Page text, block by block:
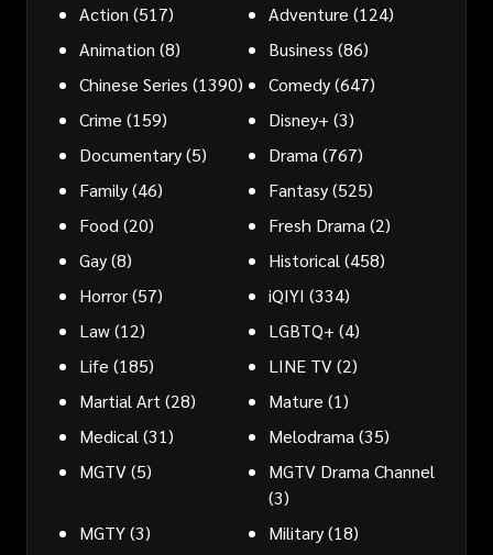
Action (517) Adventure (124)
Animation (8) Business (86)
Chinese Series (1390) Comedy(647)
Crime (159) Disney+ (3)
Documentary(5) Drama (767)
Family(46) Fantasy(525)
Food (20) Fresh Drama (2)
Gay(8) Historical (458)
Horror(57) iQIYI (334)
Law(12) LGBTQ+ (4)
Life (185) LINE TV(2)
Martial Art (28) Mature (1)
Medical (31) Melodrama (35)
MGTV(5)
MGTV Drama Channel
(3)
MGTY(3) Military(18)